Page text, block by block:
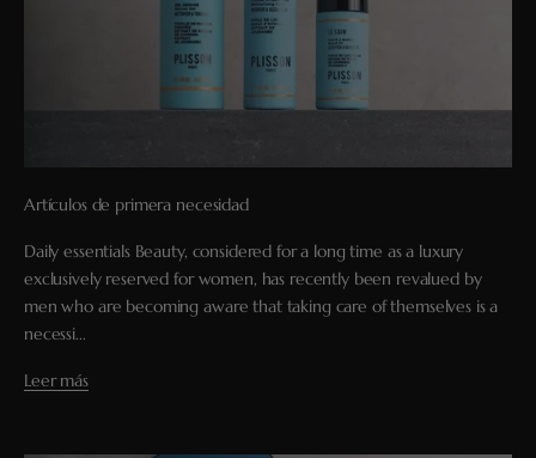
Artículos de primera necesidad
Daily essentials Beauty, considered for a long time as a luxury
exclusively reserved for women, has recently been revalued by
men who are becoming aware that taking care of themselves is a
necessi...
Leer más